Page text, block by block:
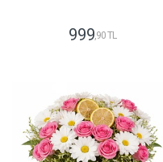
999,90 TL